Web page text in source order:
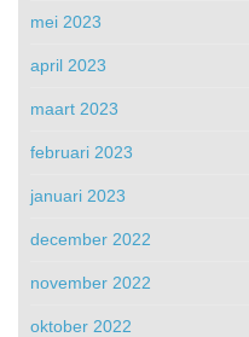
mei 2023
april 2023
maart 2023
februari 2023
januari 2023
december 2022
november 2022
oktober 2022